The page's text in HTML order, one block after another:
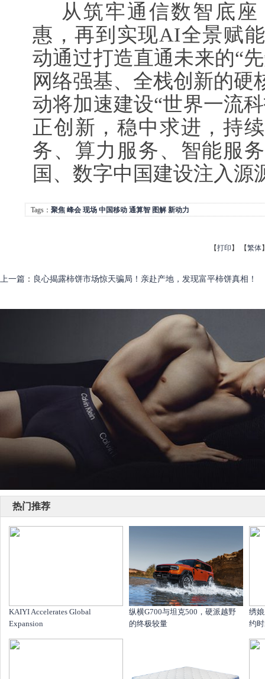
从筑牢通信数智底座
惠，再到实现AI全景赋
动通过打造直通未来的“
网络强基、全栈创新的硬
动将加速建设“世界一流
正创新，稳中求进，持
务、算力服务、智能服
国、数字中国建设注入源
Tags： 聚焦 峰会 现场 中国移动 通算智 图解 新动力
【打印 】 【繁体
上一篇 ： 良心揭露柿饼市场惊天骗局！亲赴产地，发现富平柿饼真相！
热门推荐
KAIYI Accelerates Global
Expansion
纵横G700与坦克500，硬派越野
的终极较量
绣
约